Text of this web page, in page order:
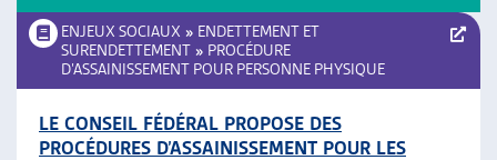
VEILLE
RESSOURCES
THÉMATIQUES
GUIDE SOCIAL ROMAND
AUTRES
ENJEUX SOCIAUX » ENDETTEMENT ET
SURENDETTEMENT » PROCÉDURE
D’ASSAINISSEMENT POUR PERSONNE PHYSIQUE
LE CONSEIL FÉDÉRAL PROPOSE DES
PROCÉDURES D’ASSAINISSEMENT POUR LES